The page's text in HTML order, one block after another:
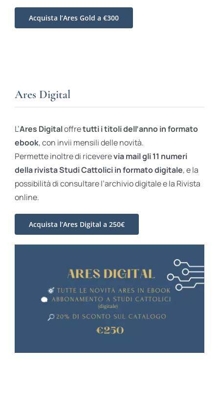
Acquista l’Ares Gold a €300
Ares Digital
L’Ares Digitaloffretutti i titoli dell’anno in formato
ebook, con invii mensili delle novità.
Permette inoltre di riceverevia mail gli 11 numeri
della rivista Studi Cattolici in formato digitale, e la
possibilità di consultare l’archivio digitale e la Rivista
online.
Acquista l’Ares Digital a 250€